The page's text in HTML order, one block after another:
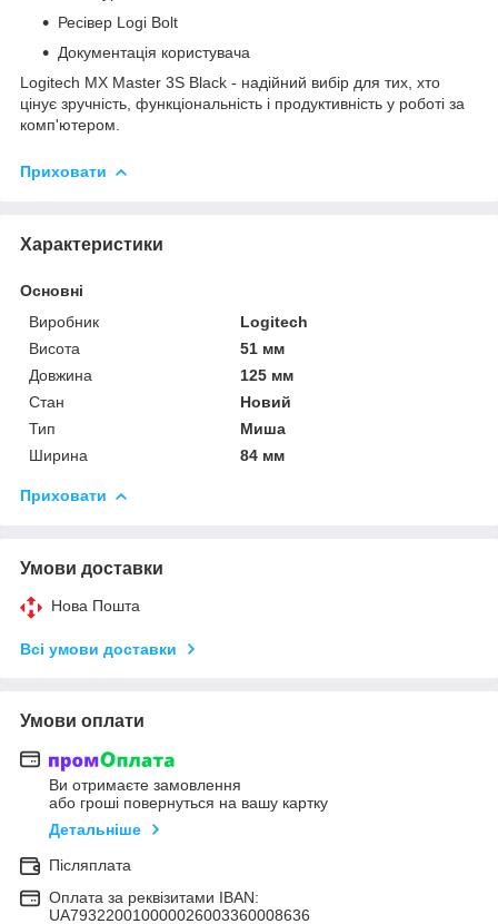
Ресівер Logi Bolt
Документація користувача
Logitech MX Master 3S Black - надійний вибір для тих, хто
цінує зручність, функціональність і продуктивність у роботі за
комп'ютером.
Приховати
Характеристики
Основні
Виробник
Logitech
Висота
51 мм
Довжина
125 мм
Стан
Новий
Тип
Миша
Ширина
84 мм
Приховати
Умови доставки
Нова Пошта
Всі умови доставки
Умови оплати
Ви отримаєте замовлення
або гроші повернуться на вашу картку
Детальніше
Післяплата
Оплата за реквізитами IBAN:
UA793220010000026003360008636